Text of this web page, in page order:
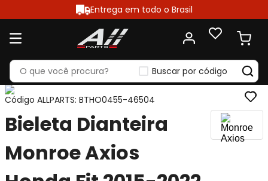
Entrega em todo o Brasil
Buscar por código
Código ALLPARTS: BTHO0455-46504
Bieleta Dianteira
Monroe Axios